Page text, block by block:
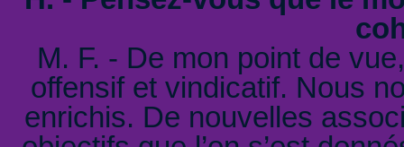
M. F. - De mon point de
offensif et vindicatif. Nous
enrichis. De nouvelles